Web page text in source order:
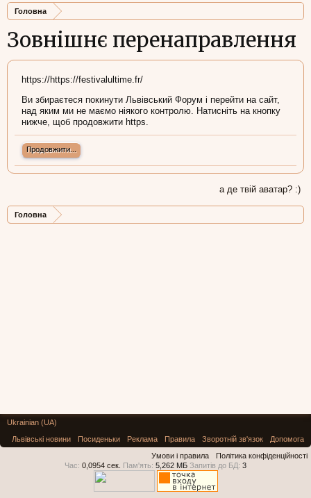
Головна
Зовнішнє перенаправлення
https://https://festivalultime.fr/
Ви збираєтеся покинути Львівський Форум і перейти на сайт,
над яким ми не маємо ніякого контролю. Натисніть на кнопку
нижче, щоб продовжити https.
Продовжити...
а де твій аватар? :)
Головна
Ukrainian (UA)
Львівські новини
Посиденьки Реклама Правила Зворотній зв'язок
Допомога
Умови і правила
Політика конфіденційності
Час: 0,0954 сек. Пам'ять: 5,262 МБ Запитів до БД: 3